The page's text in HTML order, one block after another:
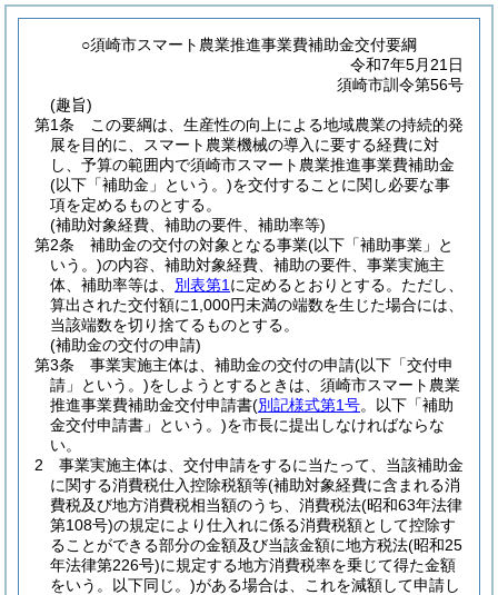
○須崎市スマート農業推進事業費補助金交付要綱
令和7年5月21日
須崎市訓令第56号
(趣旨)
第1条
この要綱は、生産性の向上による地域農業の持続的発
展を目的に、スマート農業機械の導入に要する経費に対
し、予算の範囲内で須崎市スマート農業推進事業費補助金
(以下「補助金」という。)を交付することに関し必要な事
項を定めるものとする。
(補助対象経費、補助の要件、補助率等)
第2条
補助金の交付の対象となる事業(以下「補助事業」と
いう。)の内容、補助対象経費、補助の要件、事業実施主
体、補助率等は、 別表第1 に定めるとおりとする。 ただし、
算出された交付額に1,000円未満の端数を生じた場合には、
当該端数を切り捨てるものとする。
(補助金の交付の申請)
第3条
事業実施主体は、補助金の交付の申請(以下「交付申
請」という。)をしようとするときは、須崎市スマート農業
推進事業費補助金交付申請書(別記様式第1号。以下「補助
金交付申請書」という。)を市長に提出しなければならな
い。
2
事業実施主体は、交付申請をするに当たって、当該補助金
に関する消費税仕入控除税額等(補助対象経費に含まれる消
費税及び地方消費税相当額のうち、消費税法(昭和63年法律
第108号)の規定により仕入れに係る消費税額として控除す
ることができる部分の金額及び当該金額に地方税法(昭和25
年法律第226号)に規定する地方消費税率を乗じて得た金額
をいう。以下同じ。)がある場合は、これを減額して申請し